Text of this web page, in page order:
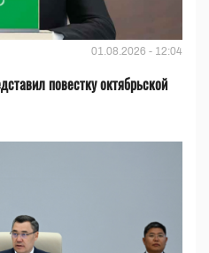
01.08.2026 - 12:04
повестку октябрьской